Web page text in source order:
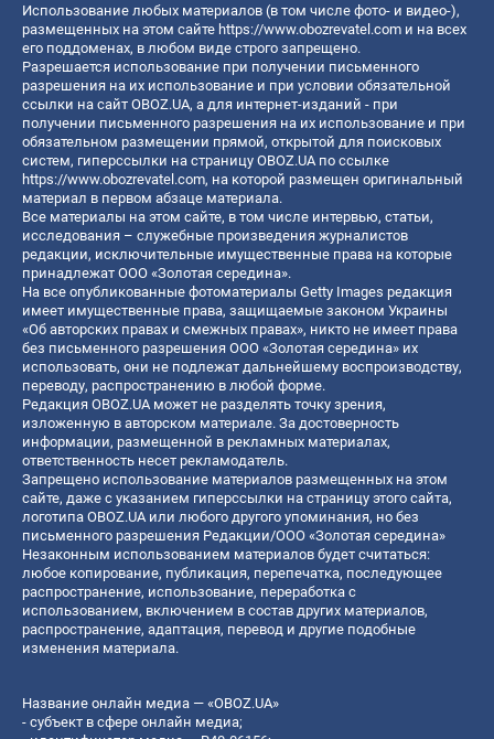
Использование любых материалов (в том числе фото- и видео-),
размещенных на этом сайте https://www.obozrevatel.com и на всех
его поддоменах, в любом виде строго запрещено.
Разрешается использование при получении письменного
разрешения на их использование и при условии обязательной
ссылки на сайт OBOZ.UA, а для интернет-изданий - при
получении письменного разрешения на их использование и при
обязательном размещении прямой, открытой для поисковых
систем, гиперссылки на страницу OBOZ.UA по ссылке
https://www.obozrevatel.com, на которой размещен оригинальный
материал в первом абзаце материала.
Все материалы на этом сайте, в том числе интервью, статьи,
исследования – служебные произведения журналистов
редакции, исключительные имущественные права на которые
принадлежат ООО «Золотая середина».
На все опубликованные фотоматериалы Getty Images редакция
имеет имущественные права, защищаемые законом Украины
«Об авторских правах и смежных правах», никто не имеет права
без письменного разрешения ООО «Золотая середина» их
использовать, они не подлежат дальнейшему воспроизводству,
переводу, распространению в любой форме.
Редакция OBOZ.UA может не разделять точку зрения,
изложенную в авторском материале. За достоверность
информации, размещенной в рекламных материалах,
ответственность несет рекламодатель.
Запрещено использование материалов размещенных на этом
сайте, даже с указанием гиперссылки на страницу этого сайта,
логотипа OBOZ.UA или любого другого упоминания, но без
письменного разрешения Редакции/ООО «Золотая середина»
Незаконным использованием материалов будет считаться:
любое копирование, публикация, перепечатка, последующее
распространение, использование, переработка с
использованием, включением в состав других материалов,
распространение, адаптация, перевод и другие подобные
изменения материала.
Название онлайн медиа — «OBOZ.UA»
- субъект в сфере онлайн медиа;